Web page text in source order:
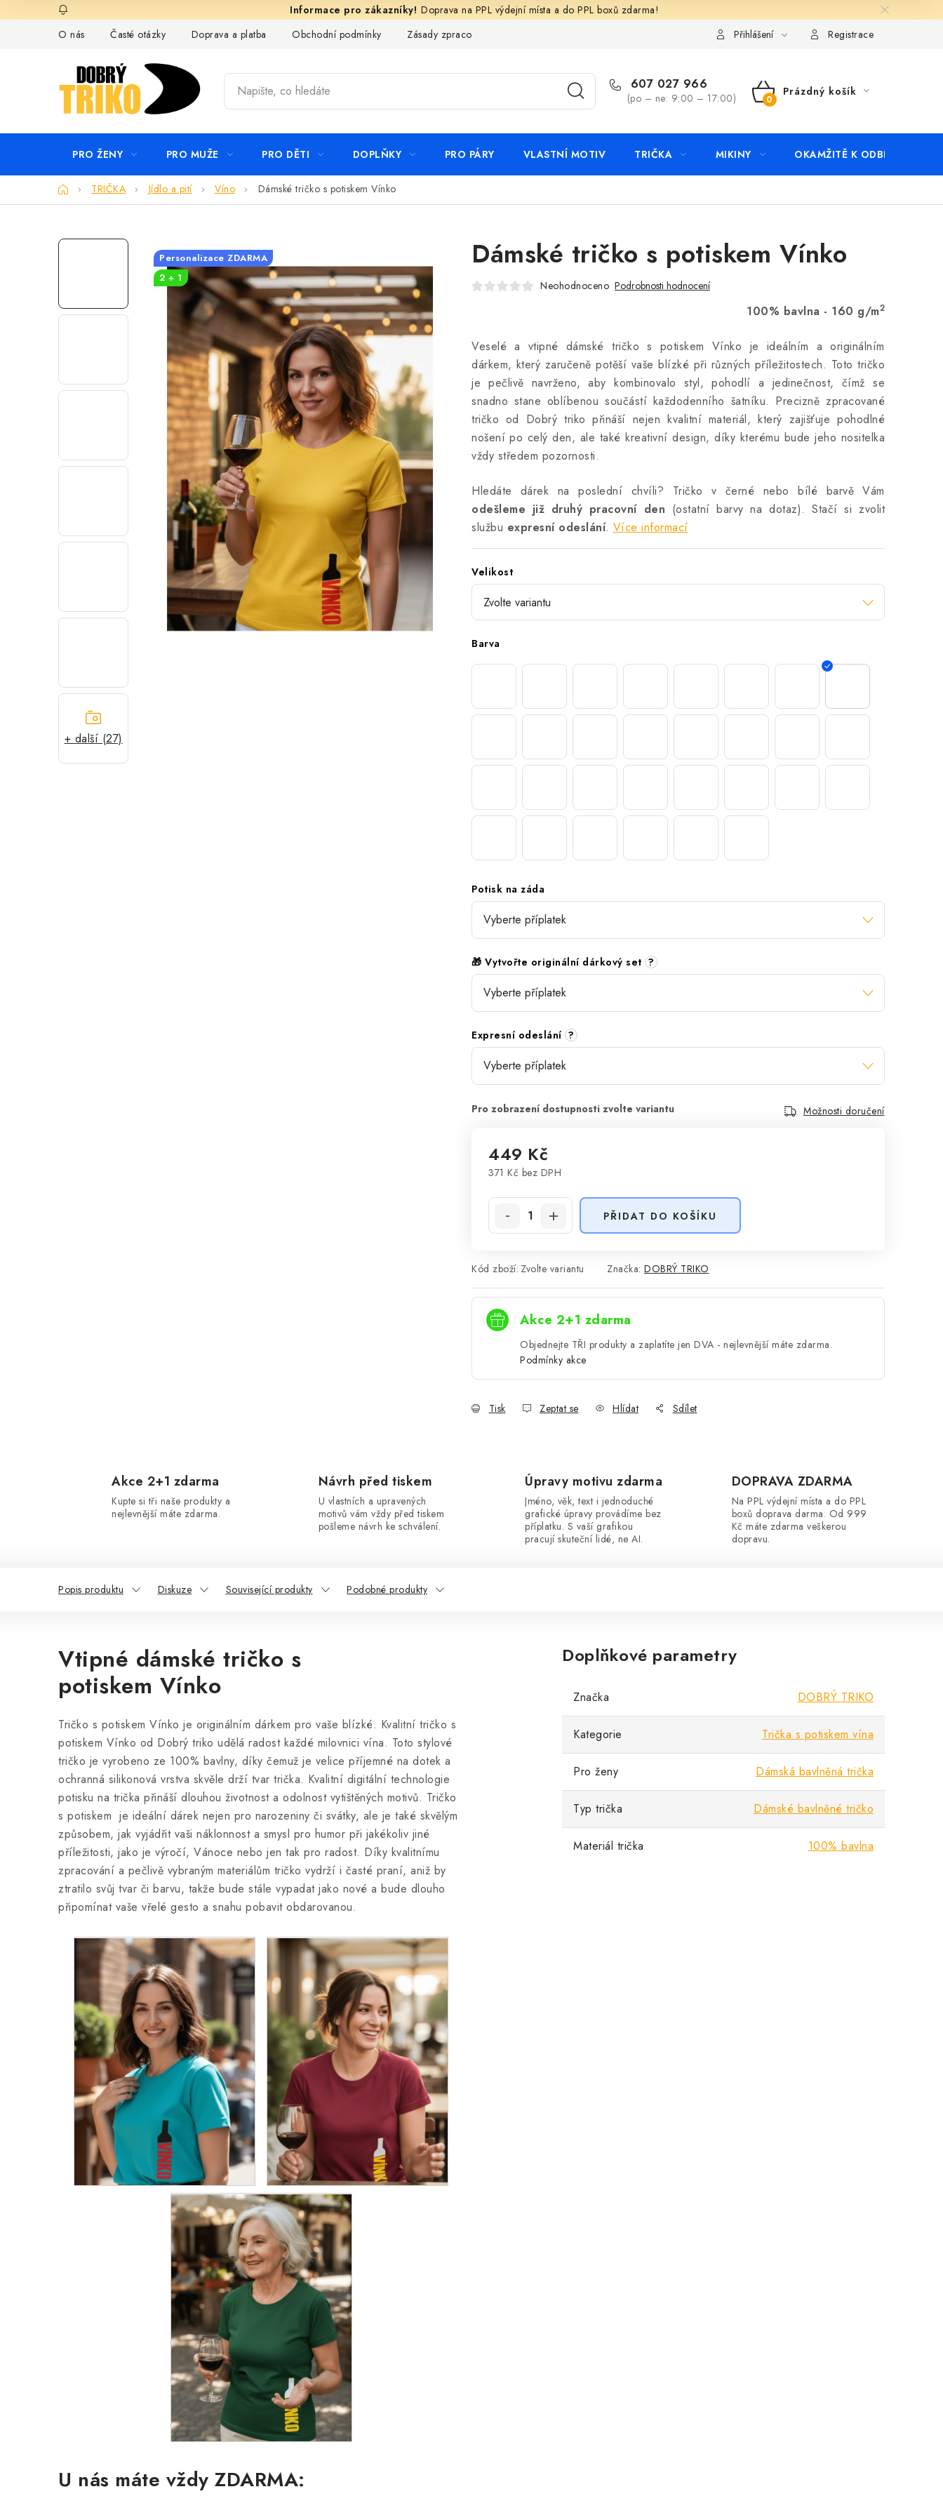
na
Doprava na PPL výdejní místa a do PPL boxů zdarma!
O nás
Časté otázky Doprava a platba Obchodní podmínky Zásady zpracování ochrany osobních údajů KontaktyPřihlášení Registrace
607 027 966
(po – ne: 9:00 – 17:00)
NÁKUPNÍ
Prázdný košík
PRO ŽENY PRO MUŽE PRO DĚTI DOPLŇKY PRO PÁRY VLASTNÍ MOTIV TRIČKA MIKINY OKAMŽITĚ K ODBĚRU
DomůTRIČKA Jídlo a pití Víno Dámské tričko s potiskem Vínko
+ další (27)
Dámské tričko s potiskem Vínko
Neohodnoceno Podrobnosti hodnocení
100% bavlna - 160 g/m2
Veselé a vtipné dámské tričko s potiskem Vínko je ideálním a originálním
dárkem, který zaručeně potěší vaše blízké při různých příležitostech. Toto tričko
je pečlivě navrženo, aby kombinovalo styl, pohodlí a jedinečnost, čímž se
snadno stane oblíbenou součástí každodenního šatníku. Precizně zpracované
tričko od Dobrý triko přináší nejen kvalitní materiál, který zajišťuje pohodlné
nošení po celý den, ale také kreativní design, díky kterému bude jeho nositelka
vždy středem pozornosti.
Hledáte dárek na poslední chvíli? Tričko v černé nebo bílé barvě Vám
odešleme již druhý pracovní den (ostatní barvy na dotaz). Stačí si zvolit
službu expresní odeslání. Více informací
Velikost
Barva
Potisk na záda
🎁 Vytvořte originální dárkový set ?
Expresní odeslání ?
Možnosti doručení
449 Kč
371 Kč bez DPH
PŘIDAT DO KOŠÍKU
Kód zboží: Zvolte variantu Značka: DOBRÝ TRIKO
Akce 2+1 zdarma
Objednejte TŘI produkty a zaplatíte jen DVA - nejlevnější máte zdarma.
Podmínky akce
Tisk Zeptat se Hlídat Sdílet
Personalizace ZDARMA
2 + 1
Akce 2+1 zdarma
Kupte si tři naše produkty a
nejlevnější máte zdarma.
Návrh před tiskem
U vlastních a upravených
motivů vám vždy před tiskem
pošleme návrh ke schválení.
Úpravy motivu zdarma
Jméno, věk, text i jednoduché
grafické úpravy provádíme bez
příplatku. S vaší grafikou
pracují skuteční lidé, ne AI.
DOPRAVA ZDARMA
Na PPL výdejní místa a do PPL
boxů doprava darma. Od 999
Kč máte zdarma veškerou
dopravu.
Popis produktu Diskuze Související produkty Podobné produkty
Vtipné dámské tričko s
potiskem Vínko
Tričko s potiskem Vínko je originálním dárkem pro vaše blízké. Kvalitní tričko s
potiskem Vínko od Dobrý triko udělá radost každé milovnici vína. Toto stylové
tričko je vyrobeno ze 100% bavlny, díky čemuž je velice příjemné na dotek a
ochranná silikonová vrstva skvěle drží tvar trička. Kvalitní digitální technologie
potisku na trička přináší dlouhou životnost a odolnost vytištěných motivů. Tričko
s potiskem je ideální dárek nejen pro narozeniny či svátky, ale je také skvělým
způsobem, jak vyjádřit vaši náklonnost a smysl pro humor při jakékoliv jiné
příležitosti, jako je výročí, Vánoce nebo jen tak pro radost. Díky kvalitnímu
zpracování a pečlivě vybraným materiálům tričko vydrží i časté praní, aniž by
ztratilo svůj tvar či barvu, takže bude stále vypadat jako nové a bude dlouho
připomínat vaše vřelé gesto a snahu pobavit obdarovanou.
U nás máte vždy ZDARMA:
Doplňkové parametry
Značka DOBRÝ TRIKO
Kategorie Trička s potiskem vína
Pro ženy Dámská bavlněná trička
Typ trička Dámské bavlněné tričko
Materiál trička 100% bavlna